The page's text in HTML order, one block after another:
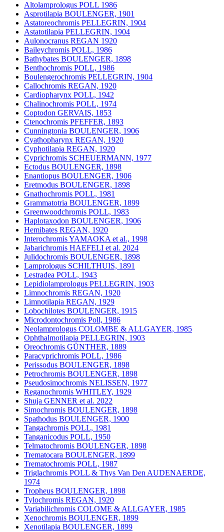
Altolamprologus POLL 1986
Asprotilapia BOULENGER, 1901
Astatoreochromis PELLEGRIN, 1904
Astatotilapia PELLEGRIN, 1904
Aulonocranus REGAN 1920
Baileychromis POLL, 1986
Bathybates BOULENGER, 1898
Benthochromis POLL, 1986
Boulengerochromis PELLEGRIN, 1904
Callochromis REGAN, 1920
Cardiopharynx POLL, 1942
Chalinochromis POLL, 1974
Coptodon GERVAIS, 1853
Ctenochromis PFEFFER, 1893
Cunningtonia BOULENGER, 1906
Cyathopharynx REGAN, 1920
Cyphotilapia REGAN, 1920
Cyprichromis SCHEUERMANN, 1977
Ectodus BOULENGER, 1898
Enantiopus BOULENGER, 1906
Eretmodus BOULENGER, 1898
Gnathochromis POLL, 1981
Grammatotria BOULENGER, 1899
Greenwoodchromis POLL, 1983
Haplotaxodon BOULENGER, 1906
Hemibates REGAN, 1920
Interochromis YAMAOKA et al., 1998
Jabarichromis HAEFELI et al. 2024
Julidochromis BOULENGER, 1898
Lamprologus SCHILTHUIS, 1891
Lestradea POLL, 1943
Lepidiolamprologus PELLEGRIN, 1903
Limnochromis REGAN, 1920
Limnotilapia REGAN, 1929
Lobochilotes BOULENGER, 1915
Microdontochromis Poll, 1986
Neolamprologus COLOMBE & ALLGAYER, 1985
Ophthalmotilapia PELLEGRIN, 1903
Oreochromis GÜNTHER, 1889
Paracyprichromis POLL, 1986
Perissodus BOULENGER, 1898
Petrochromis BOULENGER, 1898
Pseudosimochromis NELISSEN, 1977
Reganochromis WHITLEY, 1929
Shuja GENNER et al. 2022
Simochromis BOULENGER, 1898
Spathodus BOULENGER, 1900
Tangachromis POLL, 1981
Tanganicodus POLL, 1950
Telmatochromis BOULENGER, 1898
Trematocara BOULENGER, 1899
Trematochromis POLL, 1987
Triglachromis POLL & Thys Van Den AUDENAERDE,
1974
Tropheus BOULENGER, 1898
Tylochromis REGAN, 1920
Variabilichromis COLOME & ALLGAYER, 1985
Xenochromis BOULENGER, 1899
Xenotilapia BOULENGER, 1899